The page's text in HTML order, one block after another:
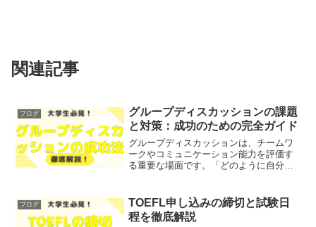
関連記事
ブログ
グループディスカッションの課題
と対策：成功のための完全ガイド
グループディスカッションは、チームワ
ークやコミュニケーション能力を評価す
る重要な場面です。「どのように自分の
た悩みを抱えている方も多いのではない
でしょうか？そこで今回は...
ブログ
TOEFL申し込みの締切と試験日
程を徹底解説